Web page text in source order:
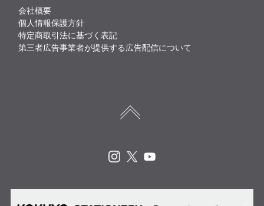
会社概要
個人情報保護方針
特定商取引法に基づく表記
第三者広告事業者が提供する広告配信について